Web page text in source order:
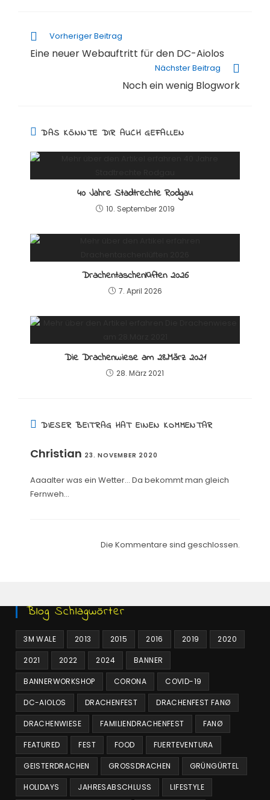
Weitere
Artikel
ansehen
Vorheriger Beitrag
Eine neuer Webauftritt für den DC-Aiolos
Nächster Beitrag
Noch ein wenig Blogwork
DAS KÖNNTE DIR AUCH GEFALLEN
40 Jahre Stadtrechte Rodgau
10. September 2019
Drachentaschenlüften 2026
7. April 2026
Die Drachenwiese am 28.März 2021
28. März 2021
DIESER BEITRAG HAT EINEN KOMMENTAR
Christian 23. NOVEMBER 2020
Aaaalter was ein Wetter… Da bekommt man gleich
Fernweh…
Die Kommentare sind geschlossen.
Blog Schlagwörter
3M WALE 2013 2015 2016 2019 2020
2021 2022 2024 BANNER
BANNERWORKSHOP CORONA COVID-19
DC-AIOLOS DRACHENFEST DRACHENFEST FANØ
DRACHENWIESE FAMILIENDRACHENFEST FANØ
FEATURED FEST FOOD FUERTEVENTURA
GEISTERDRACHEN GROSSDRACHEN GRÜNGÜRTEL
HOLIDAYS JAHRESABSCHLUSS LIFESTYLE